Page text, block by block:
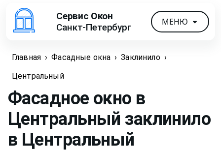
Сервис Окон
Санкт-Петербург
МЕНЮ
Главная › Фасадные окна › Заклинило ›
Центральный
Фасадное окно в
Центральный заклинило
в Центральный